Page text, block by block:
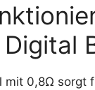
mit 0,8Ω sorgt